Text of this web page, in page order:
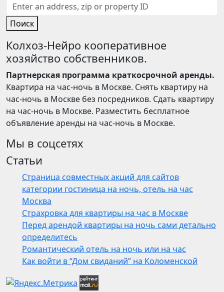
Поиск
Колхоз-Нейро кооперативное
хозяйство собственников.
Партнерская программа краткосрочной аренды.
Квартира на час-ночь в Москве. Снять квартиру на
час-ночь в Москве без посредников. Сдать квартиру
на час-ночь в Москве. Разместить бесплатное
объявление аренды на час-ночь в Москве.
Мы в соцсетях
Статьи
Страница совместных акций для сайтов
категории гостиница на ночь, отель на час
Москва
Страхровка для квартиры на час в Москве
Перед арендой квартиры на ночь сами детально
определитесь
Романтический отель на ночь или на час
Как войти в “Дом свиданий” на Коломенской